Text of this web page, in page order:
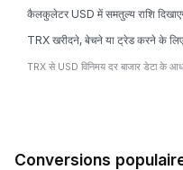
कैलकुलेटर USD में समतुल्य राशि
TRX खरीदने, बेचने या ट्रेड करने के
TRX से USD विनिमय दर बाजार डेटा के
Conversions